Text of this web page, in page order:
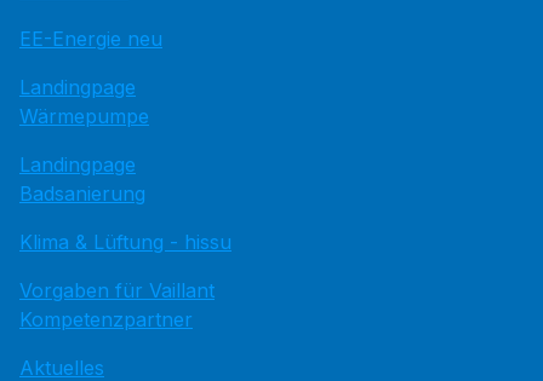
EE-Energie neu
Landingpage
Wärmepumpe
Landingpage
Badsanierung
Klima & Lüftung - hissu
Vorgaben für Vaillant
Kompetenzpartner
Aktuelles